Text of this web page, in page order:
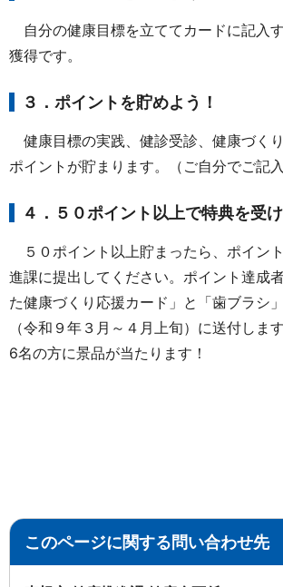
自分の健康目標を立ててカードに記入
獲得です。
３．ポイントを貯めよう！
健康目標の実践、健診受診、健康づく
ポイントが貯まります。（ご自分でご記入
４．５０ポイント以上で特典を受け
５０ポイント以上貯まったら、ポイン
進課に提出してください。ポイント達成
た健康づくり応援カード」と「歯ブラシ
（令和９年３月～４月上旬）に送付しま
6名の方に景品が当たります！
このページに関する問い合わせ先